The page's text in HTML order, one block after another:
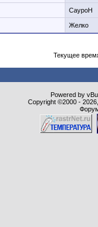
CaypoH
Желко
Текущее
Powered by
Copyright ©2000 -